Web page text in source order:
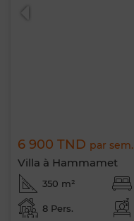
6 900 TND par sem.
Villa à Hammamet
350 m²
8 Pers.